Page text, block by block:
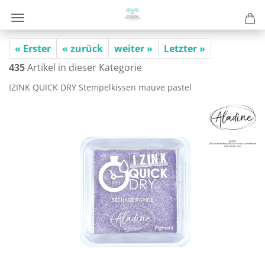
« Erster « zurück weiter »
Letzter »
435Artikel in dieser Kategorie
IZINK QUICK DRY Stem­pel­kis­sen mauve pas­tel